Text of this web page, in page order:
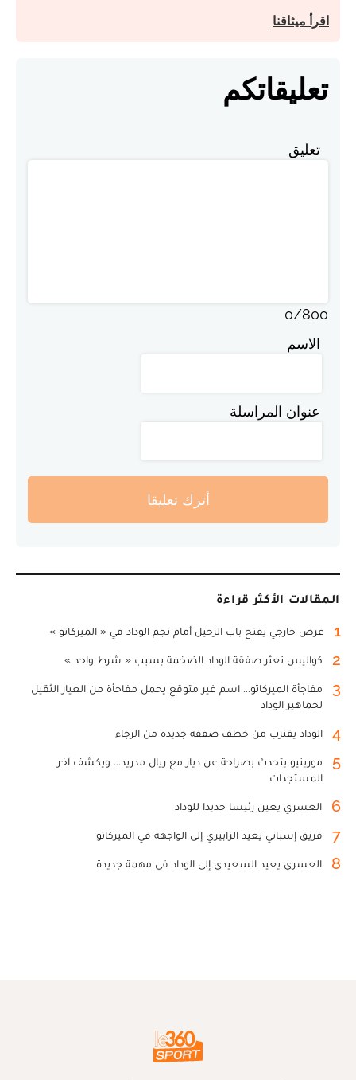
اقرأ ميثاقنا
تعليقاتكم
تعليق
0/800
الاسم
عنوان المراسلة
أترك تعليقا
المقالات الأكثر قراءة
1 عرض خارجي يفتح باب الرحيل أمام نجم الوداد في « الميركاتو »
2 كواليس تعثر صفقة الوداد الضخمة بسبب « شرط واحد »
3
مفاجأة الميركاتو... اسم غير متوقع يحمل مفاجأة من العيار الثقيل
لجماهير الوداد
4 الوداد يقترب من خطف صفقة جديدة من الرجاء
5
مورينيو يتحدث بصراحة عن دياز مع ريال مدريد... ويكشف آخر
المستجدات
6 العسري يعين رئيسا جديدا للوداد
7 فريق إسباني يعيد الزابيري إلى الواجهة في الميركاتو
8 العسري يعيد السعيدي إلى الوداد في مهمة جديدة